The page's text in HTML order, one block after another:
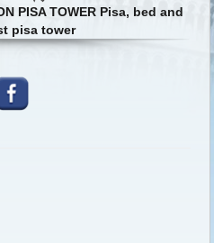
PISA TOWER Pisa, bed and
pisa tower